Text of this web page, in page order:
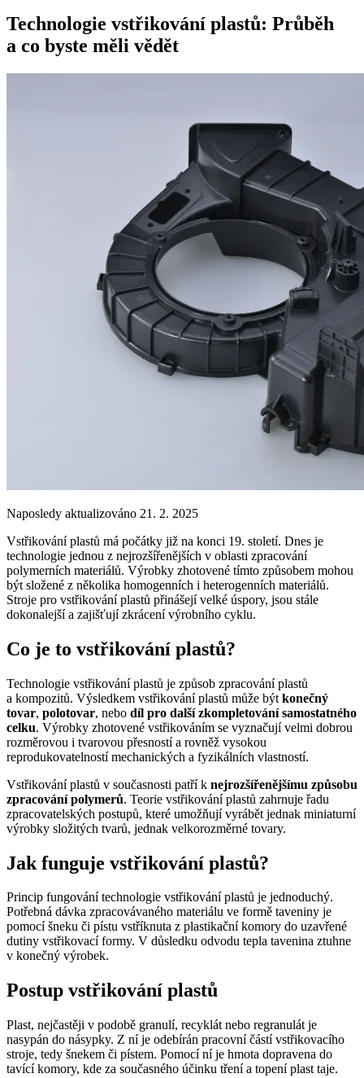
Technologie vstřikování plastů: Průběh
a co byste měli vědět
Naposledy aktualizováno 21. 2. 2025
Vstřikování plastů má počátky již na konci 19. století. Dnes je
technologie jednou z nejrozšířenějších v oblasti zpracování
polymerních materiálů. Výrobky zhotovené tímto způsobem mohou
být složené z několika homogenních i heterogenních materiálů.
Stroje pro vstřikování plastů přinášejí velké úspory, jsou stále
dokonalejší a zajišťují zkrácení výrobního cyklu.
Co je to vstřikování plastů?
Technologie vstřikování plastů je způsob zpracování plastů
a kompozitů. Výsledkem vstřikování plastů může být konečný
tovar, polotovar, nebo díl pro další zkompletování samostatného
celku. Výrobky zhotovené vstřikováním se vyznačují velmi dobrou
rozměrovou i tvarovou přesností a rovněž vysokou
reprodukovatelností mechanických a fyzikálních vlastností.
Vstřikování plastů v současnosti patří k nejrozšířenějšímu způsobu
zpracování polymerů. Teorie vstřikování plastů zahrnuje řadu
zpracovatelských postupů, které umožňují vyrábět jednak miniaturní
výrobky složitých tvarů, jednak velkorozměrné tovary.
Jak funguje vstřikování plastů?
Princip fungování technologie vstřikování plastů je jednoduchý.
Potřebná dávka zpracovávaného materiálu ve formě taveniny je
pomocí šneku či pístu vstříknuta z plastikační komory do uzavřené
dutiny vstřikovací formy. V důsledku odvodu tepla tavenina ztuhne
v konečný výrobek.
Postup vstřikování plastů
Plast, nejčastěji v podobě granulí, recyklát nebo regranulát je
nasypán do násypky. Z ní je odebírán pracovní částí vstřikovacího
stroje, tedy šnekem či pístem. Pomocí ní je hmota dopravena do
tavící komory, kde za současného účinku tření a topení plast taje.